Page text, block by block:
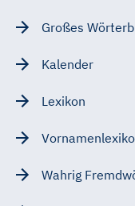
Großes
Kalender
Lexikon
Wahrig